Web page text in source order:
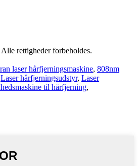
rettigheder forbeholdes.
laser hårfjerningsmaskine, 808nm
Laser hårfjerningsudstyr, Laser
til hårfjerning,